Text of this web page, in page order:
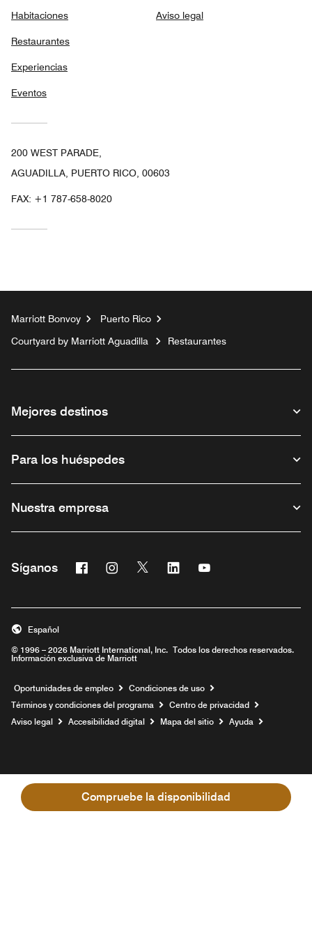
Compruebe la disponibilidad
Habitaciones
Restaurantes
Experiencias
Eventos
Aviso legal
200 WEST PARADE,
AGUADILLA, PUERTO RICO, 00603
FAX: +1 787-658-8020
Marriott Bonvoy
Puerto Rico
Courtyard by Marriott Aguadilla
Restaurantes
Mejores destinos
Para los huéspedes
Nuestra empresa
Síganos Facebook
Abre una ventana nueva
Instagram
Abre una ventana nueva
Twitter
Abre una ventana nueva
Linkedin
Abre una ventana nueva
Abre una ventana
© 1996 – 2026 Marriott International, Inc. Todos los derechos reservados.
Información exclusiva de Marriott
Español
Oportunidades de empleo Abre una ventana nueva
Condiciones de uso
Términos y condiciones del programa
Centro de privacidad
Aviso legal
Accesibilidad digital Mapa del sitio Ayuda